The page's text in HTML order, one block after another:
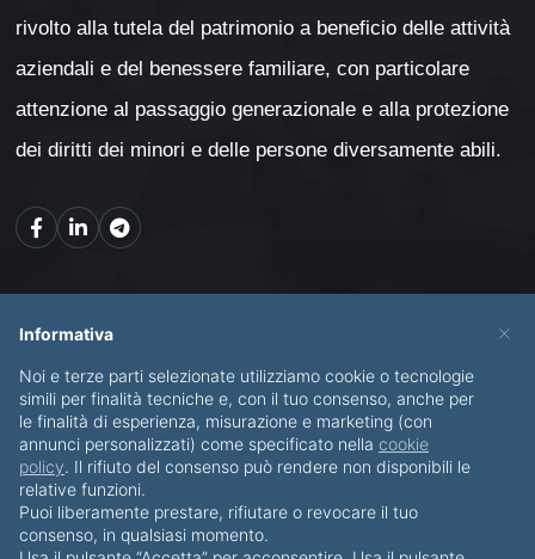
rivolto alla tutela del patrimonio a beneficio delle attività
aziendali e del benessere familiare, con particolare
attenzione al passaggio generazionale e alla protezione
dei diritti dei minori e delle persone diversamente abili.
CHI SONO SERVIZI
BLOG CONTATTI
×
Informativa
Noi e terze parti selezionate utilizziamo cookie o tecnologie
simili per finalità tecniche e, con il tuo consenso, anche per
le finalità di esperienza, misurazione e marketing (con
annunci personalizzati) come specificato nella cookie
policy. Il rifiuto del consenso può rendere non disponibili le
relative funzioni.
Puoi liberamente prestare, rifiutare o revocare il tuo
consenso, in qualsiasi momento.